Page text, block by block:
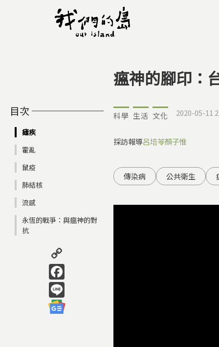
您在這裡
瘟神的腳印：
目次
瘧疾
霍亂
鼠疫
肺結核
流感
永恆的戰爭：與瘟神的對
抗
科學 生活 文化 2020-05-11
採訪報導呂培苓顏子惟
傳染病 公共衛生